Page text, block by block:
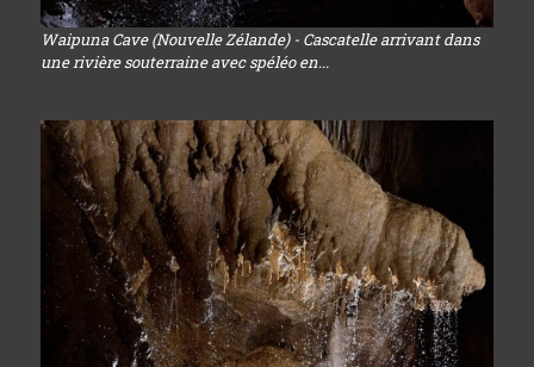
Waipuna Cave (Nouvelle Zélande) - Cascatelle arrivant dans
une rivière souterraine avec spéléo en...